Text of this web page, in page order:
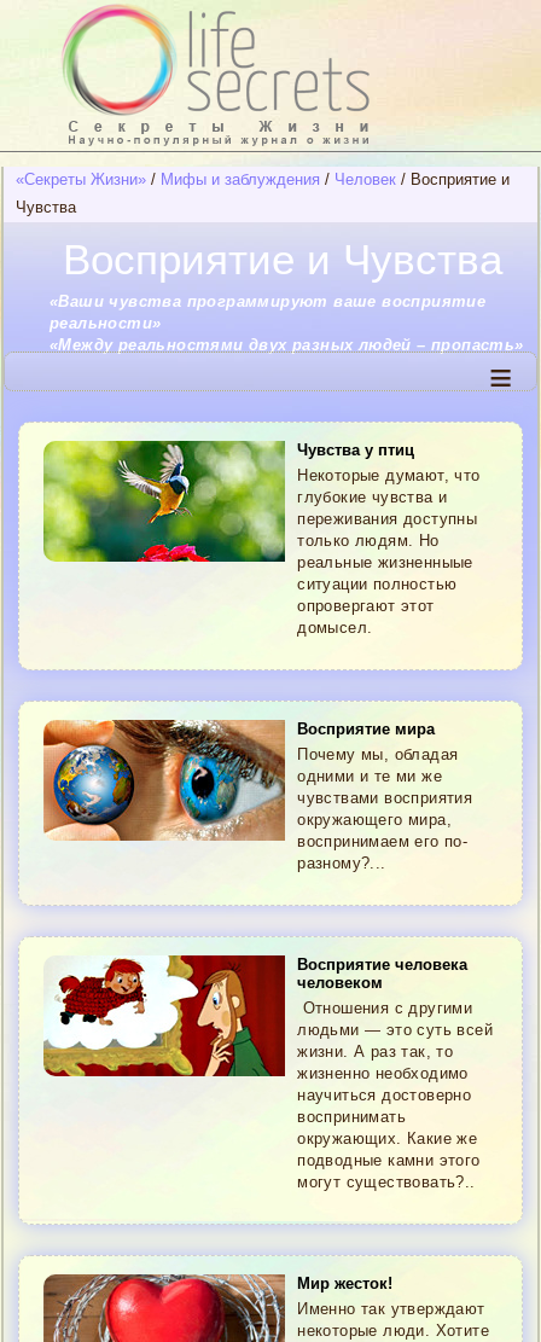
«Секреты Жизни» / Мифы и заблуждения / Человек / Восприятие и
Чувства
Восприятие и Чувства
«Ваши чувства программируют ваше восприятие
реальности»
«Между реальностями двух разных людей – пропасть»
≡
Чувства у птиц
Некоторые думают, что
глубокие чувства и
переживания доступны
только людям. Но
реальные жизненныые
ситуации полностью
опровергают этот
домысел.
Восприятие мира
Почему мы, обладая
одними и те ми же
чувствами восприятия
окружающего мира,
воспринимаем его по-
разному?...
Восприятие человека
человеком
Отношения с другими
людьми — это суть всей
жизни. А раз так, то
жизненно необходимо
научиться достоверно
воспринимать
окружающих. Какие же
подводные камни этого
могут существовать?..
Мир жесток!
Именно так утверждают
некоторые люди. Хотите